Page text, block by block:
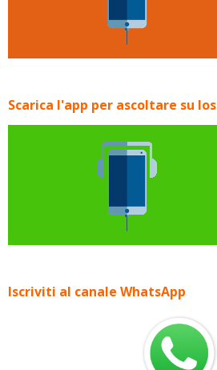
Scarica l'app per ascoltare su Ios
Iscriviti al canale WhatsApp